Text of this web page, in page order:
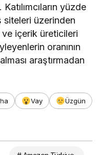
yüzde
siteleri üzerinden
içerik üreticileri
oranının
araştırmadan
Vay
Üzgün